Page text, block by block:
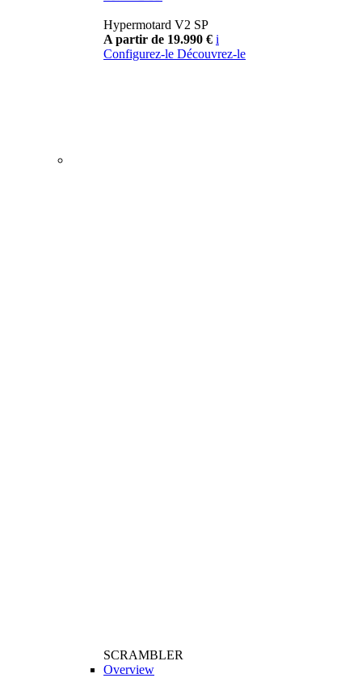
Hypermotard V2 SP
A partir de 19.990 € i
Configurez-le Découvrez-le
SCRAMBLER
Overview